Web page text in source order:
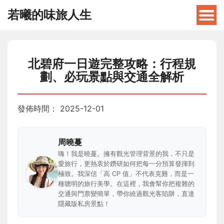
若曦的味旅人生
北碧府一日遊完整攻略：行程規
劃、必玩景點與交通全解析
發佈時間： 2025-12-01
周曉蔓
嗨！我是曉蔓。擁有觀光管理背景的我，不只是
愛旅行，更熱衷於鑽研如何把每一分預算發揮到
極致。我深信「高 CP 值」不代表克難，而是一
種聰明的旅行美學。在這裡，我會幫你把複雜的
交通與門票變簡單，帶你繞過觀光客陷阱，直達
隱藏版私房景點！